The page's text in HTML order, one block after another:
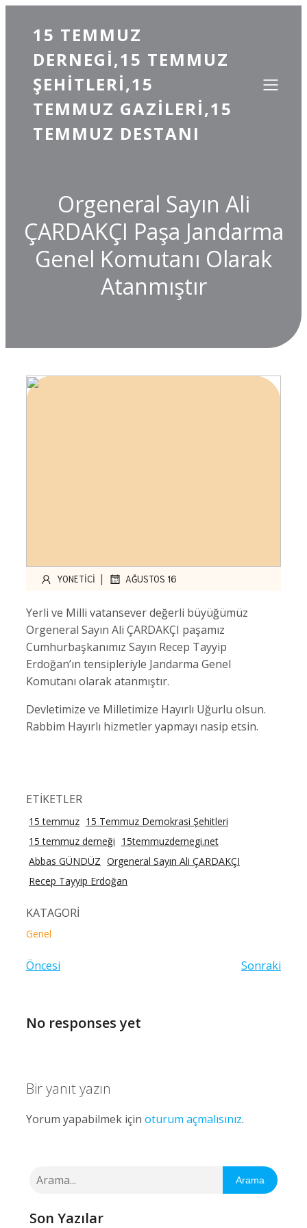
15 TEMMUZ
DERNEGI,15 TEMMUZ
ŞEHITLERI,15
TEMMUZ GAZILERI,15
TEMMUZ DESTANI
Orgeneral Sayın Ali
ÇARDAKÇI Paşa Jandarma
Genel Komutanı Olarak
Atanmıştır
YONETICI | AĞUSTOS 16
Yerli ve Milli vatansever değerli büyüğümüz
Orgeneral Sayın Ali ÇARDAKÇI paşamız
Cumhurbaşkanımız Sayın Recep Tayyip
Erdoğan’ın tensipleriyle Jandarma Genel
Komutanı olarak atanmıştır.
Devletimize ve Milletimize Hayırlı Uğurlu olsun.
Rabbim Hayırlı hizmetler yapmayı nasip etsin.
ETİKETLER
15 temmuz 15 Temmuz Demokrasi Şehitleri
15 temmuz derneği 15temmuzdernegi.net
Abbas GÜNDÜZ Orgeneral Sayın Ali ÇARDAKÇI
Recep Tayyip Erdoğan
KATAGORİ
Genel
Öncesi Sonraki
No responses yet
Bir yanıt yazın
Yorum yapabilmek için oturum açmalısınız.
Arama
Son Yazılar